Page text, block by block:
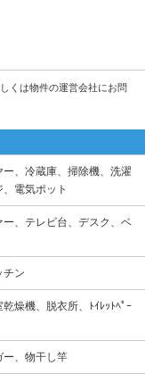
くは物件の運営会社にお問
、冷蔵庫、掃除機、洗濯
電気ポット
、テレビ台、デスク、ベ
チン
燥機、脱衣所、ﾄｲﾚｯﾄﾍﾟｰ
ー、物干し竿